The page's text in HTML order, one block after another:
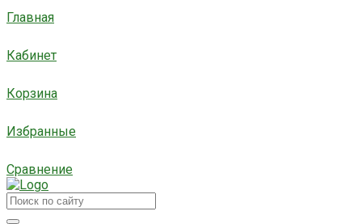
Главная
Кабинет
Корзина
Избранные
Сравнение